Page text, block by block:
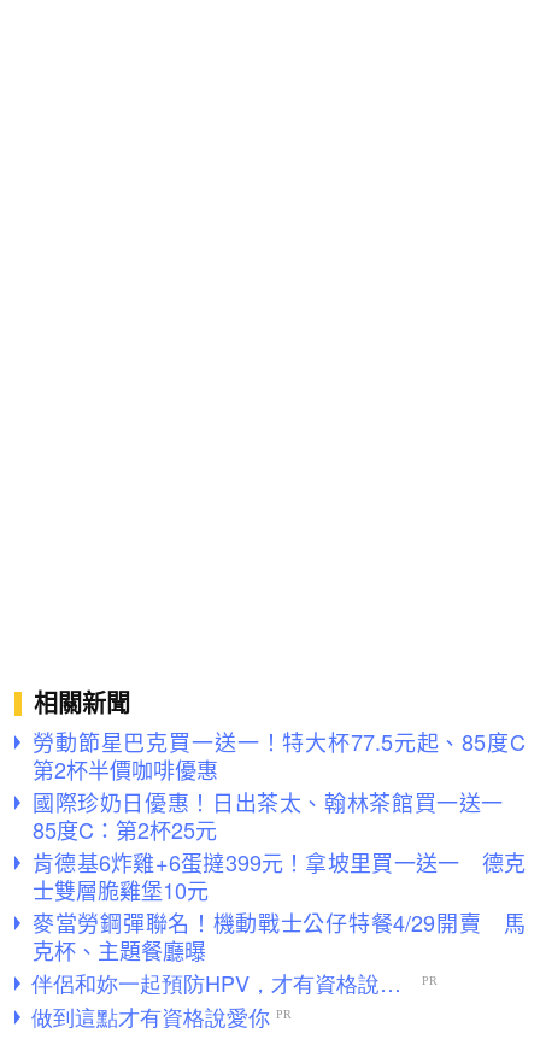
相關新聞
勞動節星巴克買一送一！特大杯77.5元起、85度C
第2杯半價咖啡優惠
國際珍奶日優惠！日出茶太、翰林茶館買一送一
85度C：第2杯25元
肯德基6炸雞+6蛋撻399元！拿坡里買一送一 德克
士雙層脆雞堡10元
麥當勞鋼彈聯名！機動戰士公仔特餐4/29開賣 馬
克杯、主題餐廳曝